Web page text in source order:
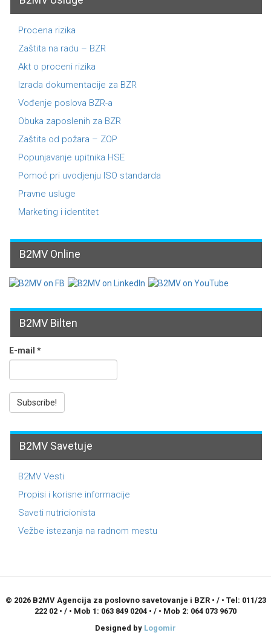
Procena rizika
Zaštita na radu – BZR
Akt o proceni rizika
Izrada dokumentacije za BZR
Vođenje poslova BZR-a
Obuka zaposlenih za BZR
Zaštita od požara – ZOP
Popunjavanje upitnika HSE
Pomoć pri uvodjenju ISO standarda
Pravne usluge
Marketing i identitet
B2MV Online
B2MV Bilten
E-mail *
B2MV Savetuje
B2MV Vesti
Propisi i korisne informacije
Saveti nutricionista
Vežbe istezanja na radnom mestu
© 2026 B2MV Agencija za poslovno savetovanje i BZR • / • Tel: 011/23
222 02 • / • Mob 1: 063 849 0204 • / • Mob 2: 064 073 9670
Designed by Logomir